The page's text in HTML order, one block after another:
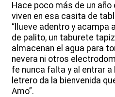
Hace poco más de un año
viven en esa casita de
“llueve adentro y acampa
de palito, un taburete
almacenan el agua para
nevera ni otros
fe nunca falta y al entrar a
letrero da la bienvenida
Amo”.